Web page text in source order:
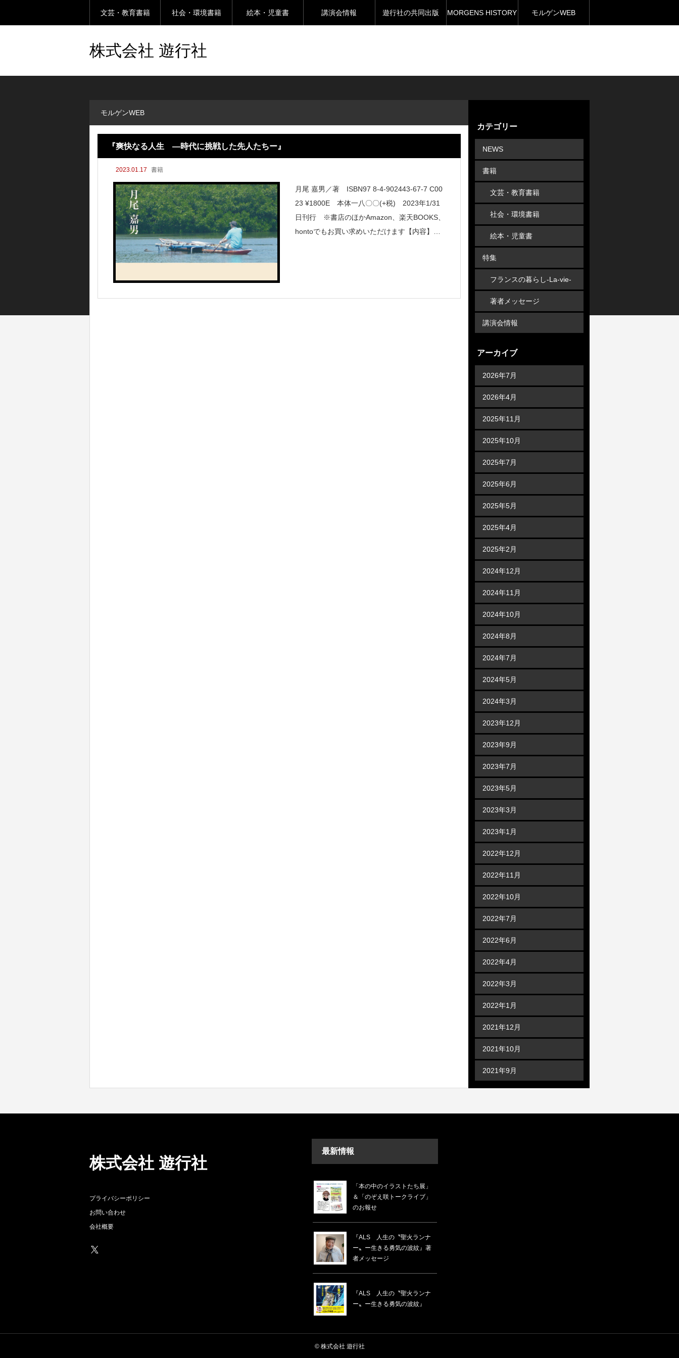
文芸・教育書籍 社会・環境書籍 絵本・児童書 講演会情報 遊行社の共同出版 MORGENS HISTORY モルゲンWEB
株式会社 遊行社
モルゲンWEB
『爽快なる人生 ―時代に挑戦した先人たちー』
2023.01.17 書籍
月尾 嘉男／著 ISBN97 8-4-902443-67-7 C00
23 ¥1800E 本体一八〇〇(+税) 2023年1/31
日刊行 ※書店のほかAmazon、楽天BOOKS、
hontoでもお買い求めいただけます【内容】モ
カテゴリー
NEWS
書籍
文芸・教育書籍
社会・環境書籍
絵本・児童書
特集
フランスの暮らし-La-vie-
en-France
著者メッセージ
講演会情報
アーカイブ
2026年7月
2026年4月
2025年11月
2025年10月
2025年7月
2025年6月
2025年5月
2025年4月
2025年2月
2024年12月
2024年11月
2024年10月
2024年8月
2024年7月
2024年5月
2024年3月
2023年12月
2023年9月
2023年7月
2023年5月
2023年3月
2023年1月
2022年12月
2022年11月
2022年10月
2022年7月
2022年6月
2022年4月
2022年3月
2022年1月
2021年12月
2021年10月
2021年9月
最新情報
「本の中のイラストたち展」
＆「のぞえ咲トークライブ」
のお報せ
『ALS 人生の〝聖火ランナ
ー〟ー生きる勇気の波紋』著
者メッセージ
『ALS 人生の〝聖火ランナ
ー〟ー生きる勇気の波紋』
株式会社 遊行社
プライバシーポリシー
お問い合わせ
会社概要
© 株式会社 遊行社